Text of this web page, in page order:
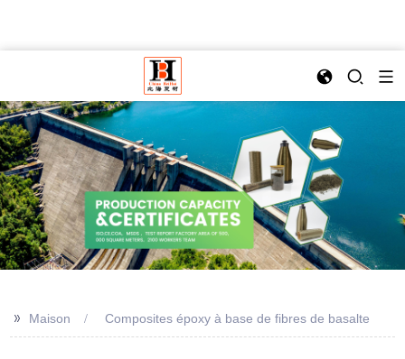
>> Maison Composites époxy à base de fibres de basalte